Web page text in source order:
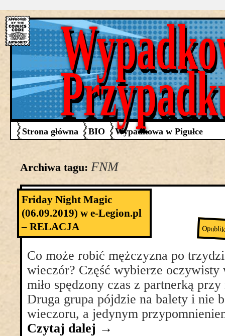
Strona główna BIO Wypadkowa w Pigułce
Archiwa tagu: FNM
Friday Night Magic
(06.09.2019) w e-Legion.pl
– RELACJA
Co może robić mężczyzna po
wieczór? Część wybierze
miło spędzony czas z partnerką
Druga grupa pójdzie na balety i nie
wieczoru, a jedynym
Czytaj dalej →